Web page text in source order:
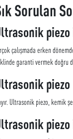
Sorulan
çalışmada erken
garanti vermek doğru
Ultrasonik piezo, kemik
piezo